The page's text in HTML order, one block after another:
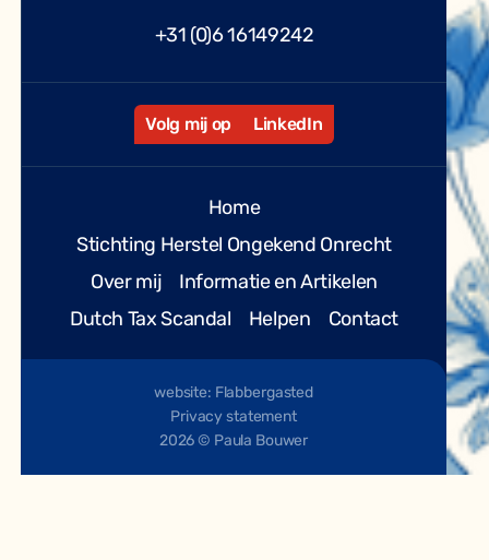
+31 (0)6 16149242
Volg mij op LinkedIn
Home
Stichting Herstel Ongekend Onrecht
Over mij
Informatie en Artikelen
Dutch Tax Scandal
Helpen Contact
2026 © Paula Bouwer
website: Flabbergasted
Privacy statement